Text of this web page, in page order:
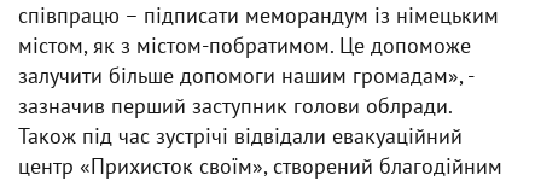
співпрацю – підписати меморандум із німецьким
містом, як з містом-побратимом. Це допоможе
залучити більше допомоги нашим громадам», -
зазначив перший заступник голови облради.
Також під час зустрічі відвідали евакуаційний
центр «Прихисток своїм», створений благодійним